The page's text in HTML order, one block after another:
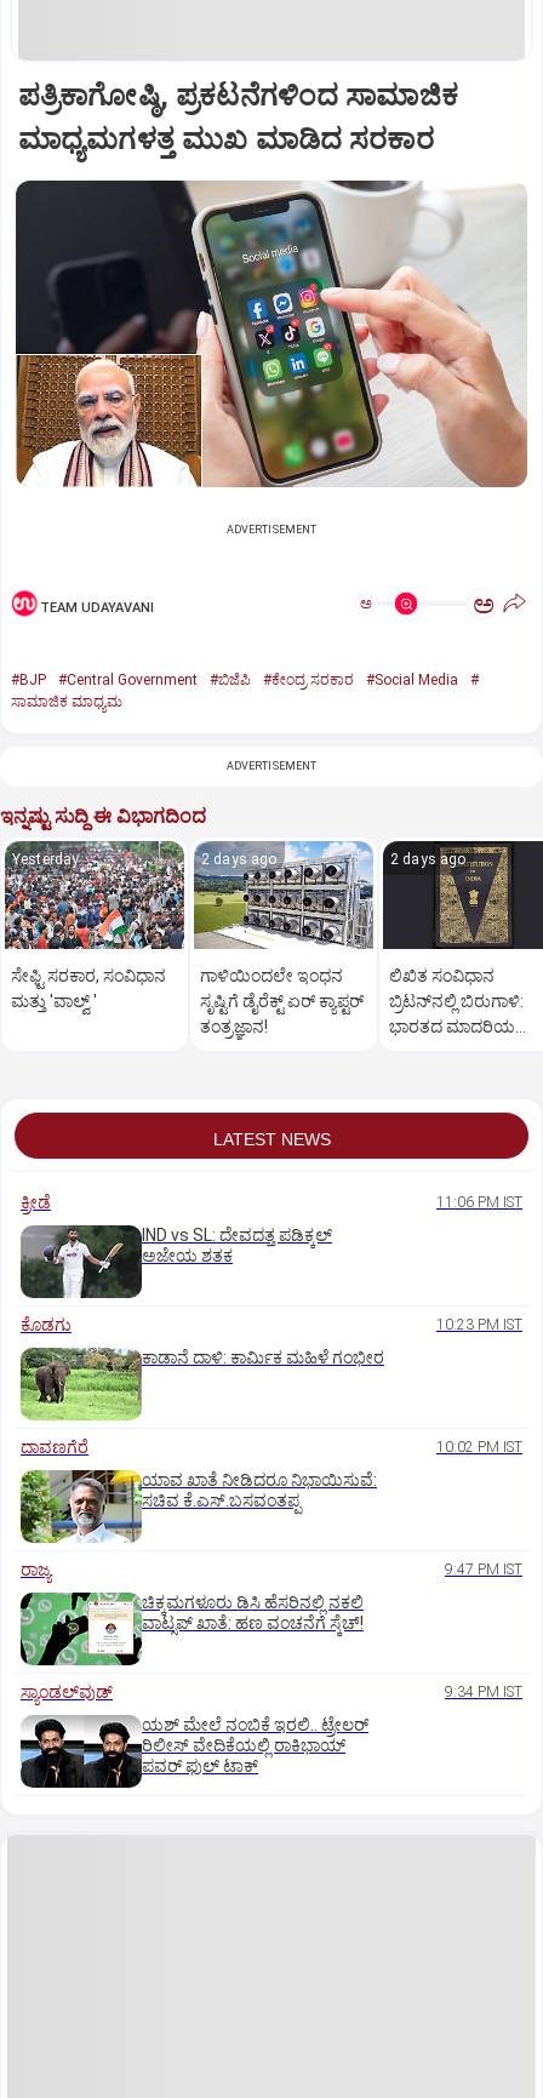
ಪತ್ರಿಕಾಗೋಷ್ಠಿ, ಪ್ರಕಟನೆಗಳಿಂದ ಸಾಮಾಜಿಕ
ಮಾಧ್ಯಮಗಳತ್ತ ಮುಖ ಮಾಡಿದ ಸರಕಾರ
ADVERTISEMENT
TEAM UDAYAVANI ಅ ಅ
#BJP #Central Government #ಬಿಜೆಪಿ #ಕೇಂದ್ರ ಸರಕಾರ #Social Media
#
ಸಾಮಾಜಿಕ ಮಾಧ್ಯಮ
ADVERTISEMENT
ಇನ್ನಷ್ಟು ಸುದ್ದಿ ಈ ವಿಭಾಗದಿಂದ
Yesterday
ಸೇಫ್ಟಿ ಸರಕಾರ, ಸಂವಿಧಾನ
ಮತ್ತು 'ವಾಲ್ವ್ '
2 days ago
ಗಾಳಿಯಿಂದಲೇ ಇಂಧನ
ಸೃಷ್ಟಿಗೆ ಡೈರೆಕ್ಟ್ ಏರ್‌ ಕ್ಯಾಪ್ಟರ್
ತಂತ್ರಜ್ಞಾನ!
2 days ago
ಲಿಖಿತ ಸಂವಿಧಾನ
ಬ್ರಿಟನ್‌ನಲ್ಲಿ ಬಿರುಗಾಳಿ:
ಭಾರತದ ಮಾದರಿಯ
LATEST NEWS
ಕ್ರೀಡೆ 11:06 PM IST
IND vs SL: ದೇವದತ್ತ ಪಡಿಕ್ಕಲ್‌
ಅಜೇಯ ಶತಕ
ಕೊಡಗು 10:23 PM IST
ಕಾಡಾನೆ ದಾಳಿ: ಕಾರ್ಮಿಕ ಮಹಿಳೆ ಗಂಭೀರ
ದಾವಣಗೆರೆ 10:02 PM IST
ಯಾವ ಖಾತೆ ನೀಡಿದರೂ ನಿಭಾಯಿಸುವೆ:
ಸಚಿವ ಕೆ.ಎಸ್.ಬಸವಂತಪ್ಪ
ರಾಜ್ಯ 9:47 PM IST
ಚಿಕ್ಕಮಗಳೂರು ಡಿಸಿ ಹೆಸರಿನಲ್ಲಿ ನಕಲಿ
ವಾಟ್ಸಪ್ ಖಾತೆ: ಹಣ ವಂಚನೆಗೆ ಸ್ಕೆಚ್!
ಸ್ಯಾಂಡಲ್‌ವುಡ್‌ 9:34 PM IST
ಯಶ್‌ ಮೇಲೆ ನಂಬಿಕೆ ಇರಲಿ.. ಟ್ರೇಲರ್‌
ರಿಲೀಸ್‌ ವೇದಿಕೆಯಲ್ಲಿ ರಾಕಿಭಾಯ್‌
ಪವರ್‌ ಫುಲ್‌ ಟಾಕ್